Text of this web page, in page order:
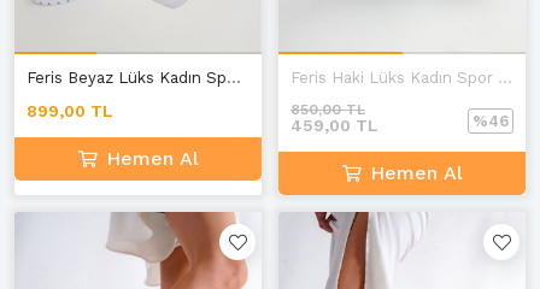
Feris Beyaz Lüks Kadın Spor Bot E-4
899,00 TL
Hemen Al
Feris Haki Lüks Kadın Spor Bot E-4
459,00 TL
850,00 TL
%46
Hemen Al